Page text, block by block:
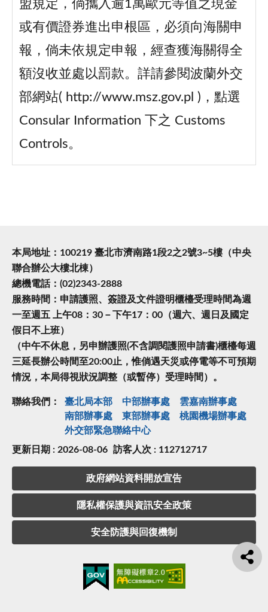
盟規定，倘攜入逾1萬歐元等值之現金
或有價證券進出申根區，必須向海關申
報，倘未依規定申報，經查獲海關得全
額沒收並處以罰款。詳請參閱波蘭外交
部網站( http://www.msz.gov.pl )，點選
Consular Information 下之 Customs
Controls。
本局地址：100219 臺北市濟南路1段2之2號3~5樓（中央
聯合辦公大樓北棟）
總機電話：(02)2343-2888
服務時間：申請護照、簽證及文件證明櫃檯受理時間為週
一至週五 上午08：30－下午17：00（週六、週日及國定
假日不上班）
（中午不休息，另申辦護照(不含調閱護照申請書)櫃檯每週
三延長辦公時間至20:00止，惟倘遇天災或停電等不可預期
情況，本局得視狀況調整（或暫停）受理時間）。
聯絡我們： 臺北局本部 中部辦事處
雲嘉南辦事處
南部辦事處
東部辦事處
桃園機場辦事處
外交部緊急聯絡中⼼
更新日期 : 2026-08-06 訪客人次 : 112712717
政府網站資料開放宣告
隱私權保護與資訊安全政策
安全防護與回復機制